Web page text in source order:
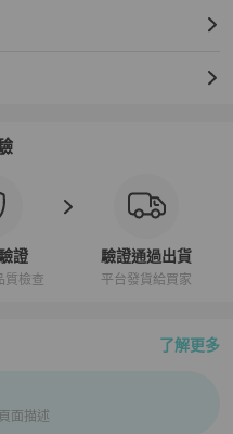
證
質檢查
驗證通過出貨
平台發貨給買家
了解更多
檢驗流程介紹
面描述